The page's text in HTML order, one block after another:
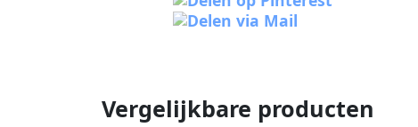
Vergelijkbare producten